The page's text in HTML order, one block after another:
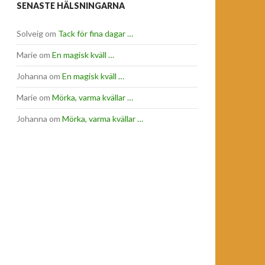
SENASTE HÄLSNINGARNA
Solveigom Tack för fina dagar …
Marieom En magisk kväll …
Johanna om En magisk kväll …
Marieom Mörka, varma kvällar …
Johanna om Mörka, varma kvällar …